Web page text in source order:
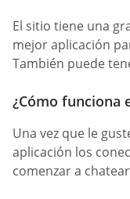
El sitio tiene una
mejor aplicación
También puede
¿Cómo funciona
Una vez que le
aplicación los
comenzar a